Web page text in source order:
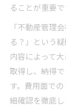
ることが重要で
「不動産管理
る？」という
内容によって
取得し、納得
す。費用面で
細確認を徹底し